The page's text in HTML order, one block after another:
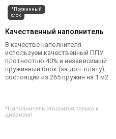
*Пружинный
блок
Качественный наполнитель
В качестве наполнителя
используем качественный ППУ
плотностью 40% и независимый
пружинный блок (за доп. плату),
состоящий из 265 пружин на 1 м2
*Наполнитель относится только к
диванам!